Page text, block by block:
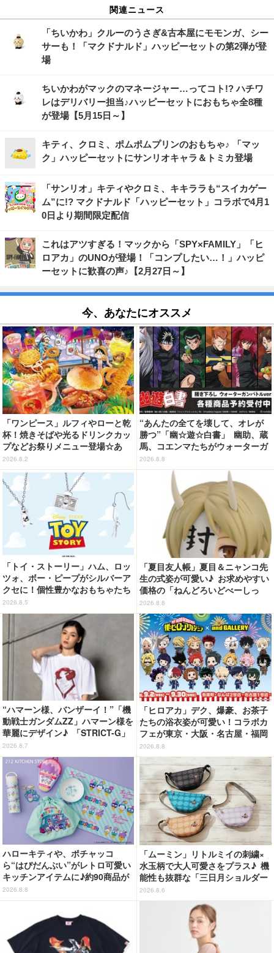
関連ニュース
「ちいかわ」クルーのうさぎ&古本屋にモモンガ、シー
サーも！「マクドナルド」ハッピーセットの第2弾が登
場
ちいかわがマックのマネージャー…ってコト!? ハチワ
レはデリバリー担当♪ハッピーセットにおもちゃ全8種
が登場【5月15日～】
キティ、クロミ、ポムポムプリンのおもちゃ♪ 「マッ
ク」ハッピーセットにサンリオキャラ＆トミカ登場
「サンリオ」キティやクロミ、キキララも“スイカゲー
ム”に!? マクドナルド「ハッピーセット」コラボで4月1
0日より期間限定配信
これはアツすぎる！マックから「SPY×FAMILY」「ヒ
ロアカ」のUNOが登場！「コンプしたい…！」ハッピ
ーセットに歓喜の声♪【2月27日～】
今、あなたにオススメ
「ワンピース」ルフィやローと乾
杯！焼きそばや光るドリンクカッ
プなどお祭りメニュー登場☆あ
の“麦わら帽子”もグッズ化!? 【U
SJ「ワンピース・プレミア・サマ
ー」が開幕】
2026.8.2
“あんたの全てを壊して、オレが
勝つ”「幽☆遊☆白書」 幽助、蔵
馬、コエンマたちがウォーターガ
ンバトル!? 新作グッズが登場☆
2026.8.8
「トイ・ストーリー」ハム、ロッ
ツォ、ボー・ピープがシルバーア
クセに！個性豊かなおもちゃたち
をオシャレに身につけよう♪
2026.8.5
「夏目友人帳」夏目＆ニャンコ先
生の式姿が可愛い♪ お求めやすい
価格の「ねんどろいどべーしっ
く」から登場！ ちんまい二人が
並んだ姿にキュン☆
2026.8.8
“ハマーン様、バンザーイ！”「機
動戦士ガンダムZZ」ハマーン様を
華麗にデザイン♪ 「STRICT-G」
Tシャツなどミニコレクション登
場
2026.8.7
「ヒロアカ」デク、爆豪、お茶子
たちの浴衣姿が可愛い！コラボカ
フェが東京・大阪・名古屋・福岡
で開催
2026.8.8
ハローキティや、ポチャッコ
ら“はぴだんぶい”がレトロ可愛い
キッチンアイテムに♪約90商品が
登場【212 KITCHEN STORE】
2026.8.8
「ムーミン」リトルミイの刺繍×
水玉柄で大人可愛さをプラス♪ 機
能性も抜群な「三日月ショルダー
バッグ」が新登場
2026.8.6